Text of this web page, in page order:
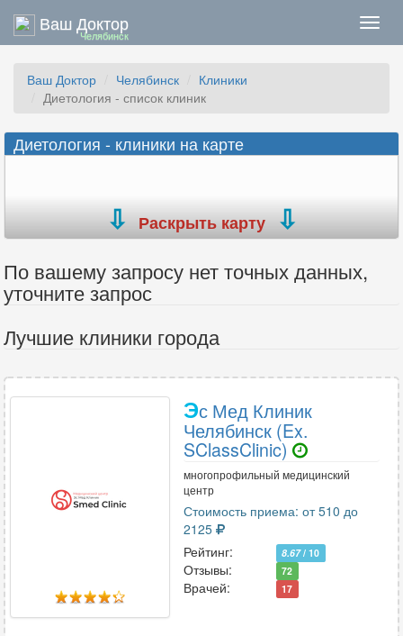
Ваш Доктор
Челябинск
Ваш Доктор Челябинск
Клиники
Диетология - список клиник
Диетология - клиники на карте
Раскрыть карту
По вашему запросу нет точных данных,
уточните запрос
Лучшие клиники города
Эс Мед Клиник
Челябинск (Ex.
SClassClinic)
многопрофильный медицинский
центр
Стоимость приема: от 510 до
2125
Рейтинг:
8.67/ 10
Отзывы: 72
Врачей: 17